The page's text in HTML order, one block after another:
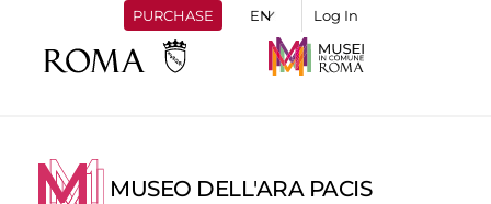
PURCHASE Log In
MUSEO DELL'ARA PACIS